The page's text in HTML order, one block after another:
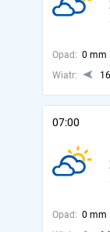
Opad: 0 mm
Wiatr:
07:00
Opad: 0 mm